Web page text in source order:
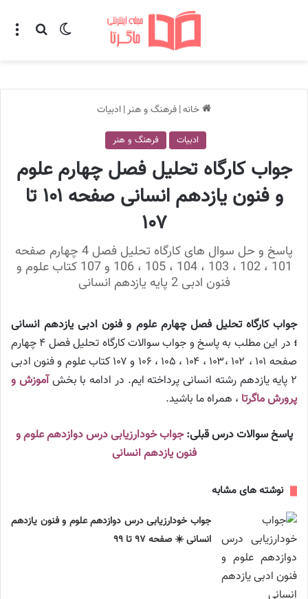
تغییر پوسته
خانه|فرهنگ و هنر|ادبیات
ادبیات فرهنگ و هنر
جواب کارگاه تحلیل فصل چهارم علوم
و فنون یازدهم انسانی صفحه ۱۰۱ تا
۱۰۷
پاسخ و حل سوال های کارگاه تحلیل فصل 4 چهارم صفحه
101 ، 102 ، 103 ، 104 ، 105 ، 106 و 107 کتاب علوم و
فنون ادبی 2 پایه یازدهم انسانی
جواب کارگاه تحلیل فصل چهارم علوم و فنون ادبی یازدهم انسانی
؛
در این مطلب به پاسخ و جواب سوالات کارگاه تحلیل فصل ۴ چهارم
صفحه ۱۰۱ ، ۱۰۲ ،‌۱۰۳ ، ۱۰۴ ، ۱۰۵ ، ۱۰۶ و ۱۰۷ کتاب علوم و فنون ادبی
۲ پایه یازدهم رشته انسانی پرداخته ایم. در ادامه با بخش
آموزش و
پرورش ماگرتا ، همراه ما باشید.
پاسخ سوالات درس قبلی: جواب خودارزیابی درس دوازدهم علوم و
فنون یازدهم انسانی
نوشته های مشابه
جواب خودارزیابی درس دوازدهم علوم و فنون یازدهم
انسانی ☀️ صفحه ۹۷ تا ۹۹